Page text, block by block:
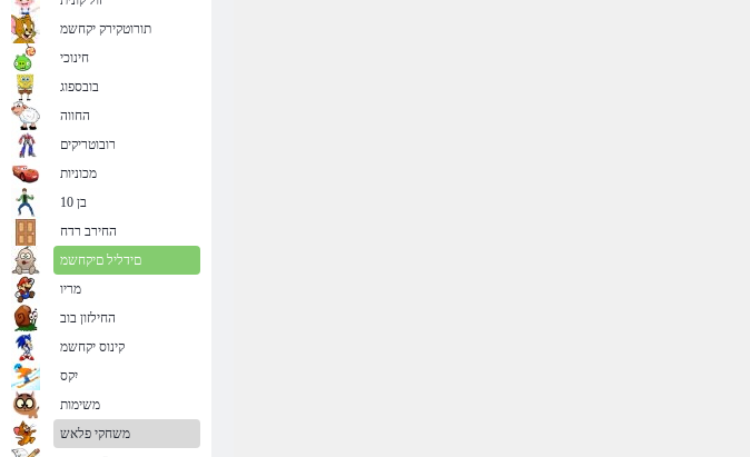
תורוטקירק יקחשמ
חינוכי
בובספוג
החווה
רובוטריקים
מכוניות
בן 10
החירב רדח
םידליל םיקחשמ
מריו
החילזון בוב
קינוס יקחשמ
יִקס
משימות
משחקי פלאש